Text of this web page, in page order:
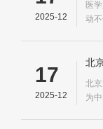
2025-12
医
动
17
2025-12
北
北
为